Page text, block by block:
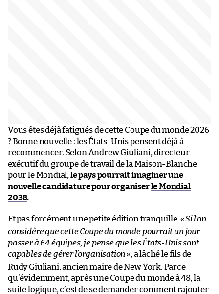
Vous êtes déjà fatigués de cette Coupe du monde 2026
? Bonne nouvelle : les États-Unis pensent déjà à
recommencer. Selon Andrew Giuliani, directeur
exécutif du groupe de travail de la Maison-Blanche
pour le Mondial, le pays pourrait imaginer une
nouvelle candidature pour organiserle Mondial
2038.
Et pas forcément une petite édition tranquille.«Si l’on
considère que cette Coupe du monde pourrait un jour
passer à 64 équipes, je pense que les États-Unis sont
capables de gérer l’organisation», a lâché le fils de
Rudy Giuliani, ancien maire de New York. Parce
qu’évidemment, après une Coupe du monde à 48, la
suite logique, c’est de se demander comment rajouter